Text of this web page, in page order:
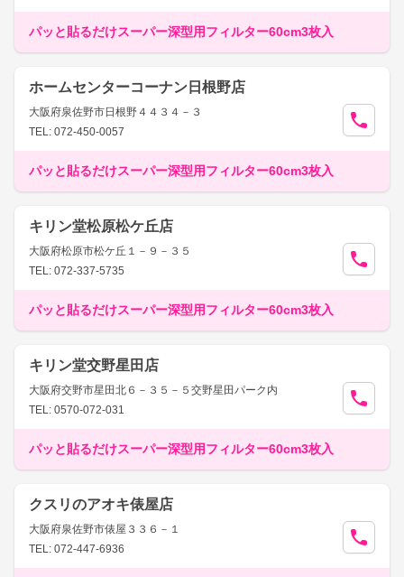
パッと貼るだけスーパー深型用フィルター60cm3枚入
ホームセンターコーナン日根野店
大阪府泉佐野市日根野４４３４－３
TEL: 072-450-0057
パッと貼るだけスーパー深型用フィルター60cm3枚入
キリン堂松原松ケ丘店
大阪府松原市松ケ丘１－９－３５
TEL: 072-337-5735
パッと貼るだけスーパー深型用フィルター60cm3枚入
キリン堂交野星田店
大阪府交野市星田北６－３５－５交野星田パーク内
TEL: 0570-072-031
パッと貼るだけスーパー深型用フィルター60cm3枚入
クスリのアオキ俵屋店
大阪府泉佐野市俵屋３３６－１
TEL: 072-447-6936